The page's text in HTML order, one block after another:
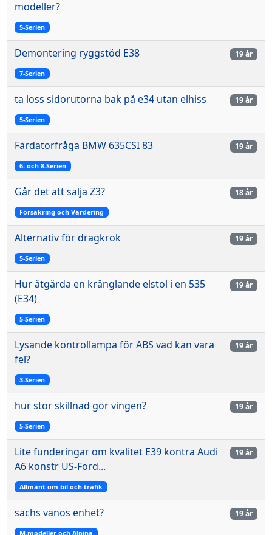
modeller?
5-Serien
Demontering ryggstöd E38
7-Serien
19 år
ta loss sidorutorna bak på e34 utan elhiss
5-Serien
19 år
Färdatorfråga BMW 635CSI 83
6- och 8-Serien
19 år
Går det att sälja Z3?
Försäkring och Värdering
18 år
Alternativ för dragkrok
5-Serien
19 år
Hur åtgärda en krånglande elstol i en 535
(E34)
5-Serien
19 år
Lysande kontrollampa för ABS vad kan vara
fel?
3-Serien
19 år
hur stor skillnad gör vingen?
5-Serien
19 år
Lite funderingar om kvalitet E39 kontra Audi
A6 konstr US-Ford...
Allmänt om bil och trafik
19 år
sachs vanos enhet?
M-modeller och Alpina
19 år